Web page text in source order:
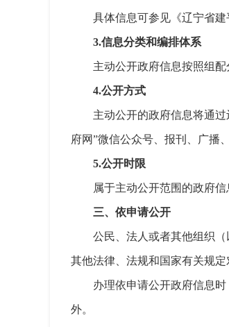
具体信息可参见《辽宁省建
3.信息分类和编排体系
主动公开政府信息按照组
4.公开方式
主动公开的政府信息将通
府网”微信公众号、报刊、广播
5.公开时限
属于主动公开范围的政府
三、依申请公开
公民、法人或者其他组织
其他法律、法规和国家有关规定
办理依申请公开政府信息
外。